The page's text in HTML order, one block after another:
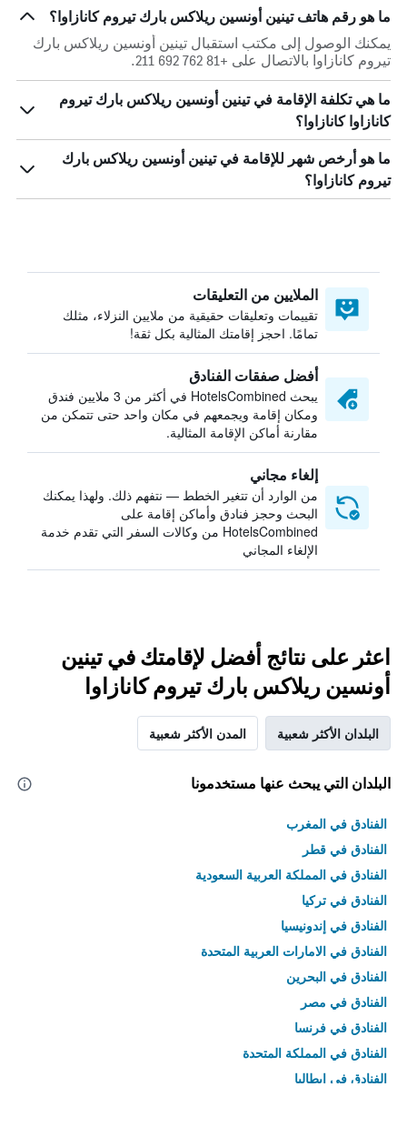
ما هو رقم هاتف تينين أونسين ريلاكس بارك تيروم كانازاوا؟
يمكنك الوصول إلى مكتب استقبال تينين أونسين ريلاكس بارك
تيروم كانازاوا بالاتصال على +81 762 692 211.
ما هي تكلفة الإقامة في تينين أونسين ريلاكس بارك تيروم
كانازاوا كانازاوا؟
ما هو أرخص شهر للإقامة في تينين أونسين ريلاكس بارك
تيروم كانازاوا؟
الملايين من التعليقات
تقييمات وتعليقات حقيقية من ملايين النزلاء، مثلك
تمامًا. احجز إقامتك المثالية بكل ثقة!
أفضل صفقات الفنادق
يبحث HotelsCombined في أكثر من 3 ملايين فندق
ومكان إقامة ويجمعهم في مكان واحد حتى تتمكن من
مقارنة أماكن الإقامة المثالية.
إلغاء مجاني
من الوارد أن تتغير الخطط — نتفهم ذلك. ولهذا يمكنك
البحث وحجز فنادق وأماكن إقامة على
HotelsCombined من وكالات السفر التي تقدم خدمة
الإلغاء المجاني
اعثر على نتائج أفضل لإقامتك في تينين
أونسين ريلاكس بارك تيروم كانازاوا
البلدان الأكثر شعبية المدن الأكثر شعبية
البلدان التي يبحث عنها مستخدمونا
الفنادق في المغرب
الفنادق في قطر
الفنادق في المملكة العربية السعودية
الفنادق في تركيا
الفنادق في إندونيسيا
الفنادق في الامارات العربية المتحدة
الفنادق في البحرين
الفنادق في مصر
الفنادق في فرنسا
الفنادق في المملكة المتحدة
الفنادق في إيطاليا